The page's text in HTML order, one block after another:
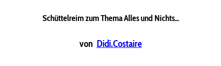
Schüttelreim zum Thema Alles und Nichts...
von Didi.Costaire